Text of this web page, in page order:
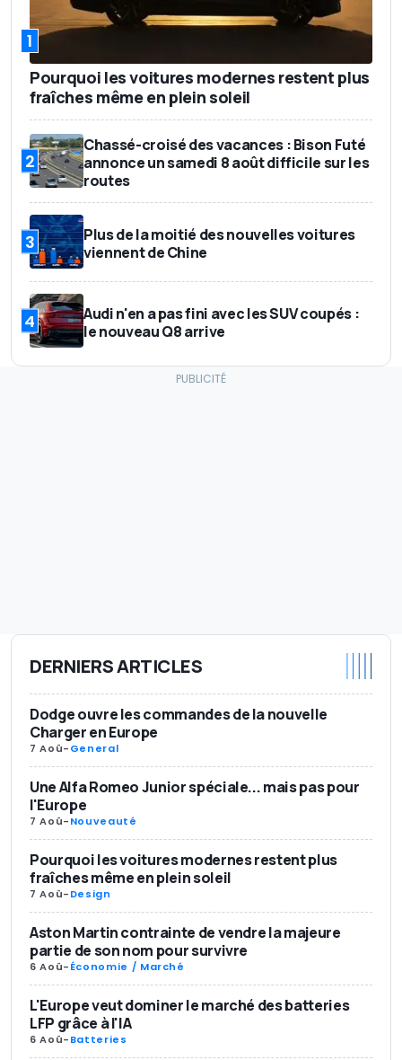
1
Pourquoi les voitures modernes restent plus
fraîches même en plein soleil
2
Chassé-croisé des vacances : Bison Futé
annonce un samedi 8 août difficile sur les
routes
3
Plus de la moitié des nouvelles voitures
viennent de Chine
4
Audi n'en a pas fini avec les SUV coupés :
le nouveau Q8 arrive
DERNIERS ARTICLES
Dodge ouvre les commandes de la nouvelle
Charger en Europe
7 Aoû-General
Une Alfa Romeo Junior spéciale... mais pas pour
l'Europe
7 Aoû-Nouveauté
Pourquoi les voitures modernes restent plus
fraîches même en plein soleil
7 Aoû-Design
Aston Martin contrainte de vendre la majeure
partie de son nom pour survivre
6 Aoû-Économie / Marché
L'Europe veut dominer le marché des batteries
LFP grâce à l'IA
6 Aoû-Batteries